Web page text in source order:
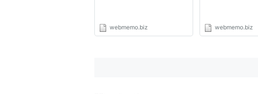
webmemo.biz webmemo.biz